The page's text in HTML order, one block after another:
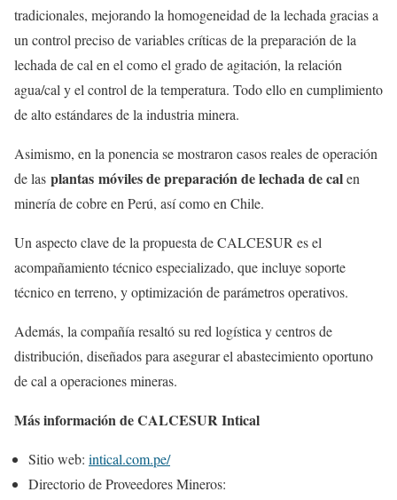
tradicionales, mejorando la homogeneidad de la lechada gracias a
un control preciso de variables críticas de la preparación de la
lechada de cal en el como el grado de agitación, la relación
agua/cal y el control de la temperatura. Todo ello en cumplimiento
de alto estándares de la industria minera.
Asimismo, en la ponencia se mostraron casos reales de operación
de las plantas móviles de preparación de lechada de calen
minería de cobre en Perú, así como en Chile.
Un aspecto clave de la propuesta de CALCESUR es el
acompañamiento técnico especializado, que incluye soporte
técnico en terreno, y optimización de parámetros operativos.
Además, la compañía resaltó su red logística y centros de
distribución, diseñados para asegurar el abastecimiento oportuno
de cal a operaciones mineras.
Más información de CALCESUR Intical
Sitio web: intical.com.pe/
Directorio de Proveedores Mineros: